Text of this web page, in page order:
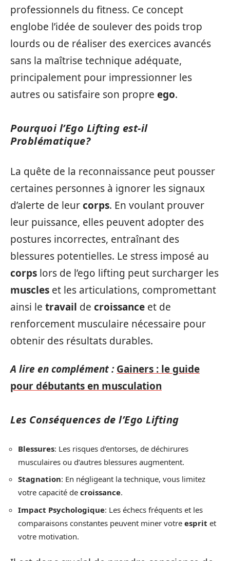
professionnels du fitness. Ce concept
englobe l’idée de soulever des poids trop
lourds ou de réaliser des exercices avancés
sans la maîtrise technique adéquate,
principalement pour impressionner les
autres ou satisfaire son propre ego.
Pourquoi l’Ego Lifting est-il
Problématique?
La quête de la reconnaissance peut pousser
certaines personnes à ignorer les signaux
d’alerte de leurcorps. En voulant prouver
leur puissance, elles peuvent adopter des
postures incorrectes, entraînant des
blessures potentielles. Le stress imposé au
corps lors de l’ego lifting peut surcharger les
muscles et les articulations, compromettant
ainsi le travail de croissance et de
renforcement musculaire nécessaire pour
obtenir des résultats durables.
A lire en complément : Gainers : le guide
pour débutants en musculation
Les Conséquences de l’Ego Lifting
Blessures: Les risques d’entorses, de déchirures
musculaires ou d’autres blessures augmentent.
Stagnation: En négligeant la technique, vous limitez
votre capacité de croissance.
Impact Psychologique: Les échecs fréquents et les
comparaisons constantes peuvent miner votre esprit et
votre motivation.